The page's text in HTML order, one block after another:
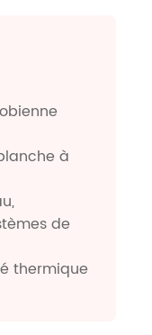
à
de
thermique